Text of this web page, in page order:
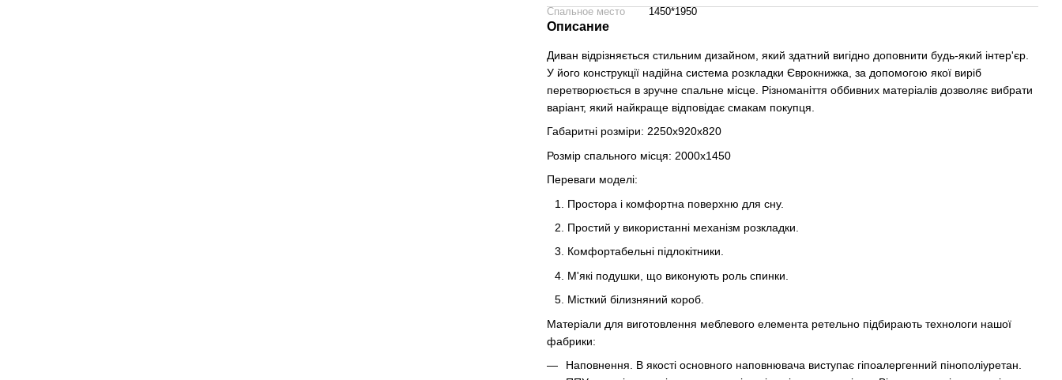
Спальное место
1450*1950
Описание
Диван відрізняється стильним дизайном, який здатний вигідно доповнити будь-який інтер'єр.
У його конструкції надійна система розкладки Єврокнижка, за допомогою якої виріб
перетворюється в зручне спальне місце. Різноманіття оббивних матеріалів дозволяє вибрати
варіант, який найкраще відповідає смакам покупця.
Габаритні розміри: 2250х920х820
Розмір спального місця: 2000х1450
Переваги моделі:
Простора і комфортна поверхню для сну.
Простий у використанні механізм розкладки.
Комфортабельні підлокітники.
М'які подушки, що виконують роль спинки.
Місткий білизняний короб.
Матеріали для виготовлення меблевого елемента ретельно підбирають технологи нашої
фабрики:
Наповнення. В якості основного наповнювача виступає гіпоалергенний пінополіуретан.